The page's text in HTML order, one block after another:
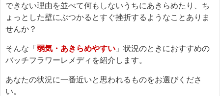
できない理由を並べて何もしないうちにあきらめたり、ち
ょっとした壁にぶつかるとすぐ挫折するようなことありま
せんか？
そんな「 弱気・あきらめやすい 」状況のときにおすすめの
バッチフラワーレメディを紹介します。
あなたの状況に一番近いと思われるものをお選びくださ
い。